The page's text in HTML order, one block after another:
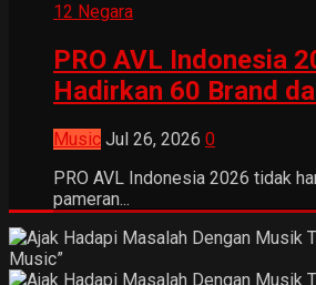
PRO AVL Indonesia
Hadirkan 60 Brand
Music Jul 26, 2026 0
PRO AVL Indonesia 2026 tidak
pameran...